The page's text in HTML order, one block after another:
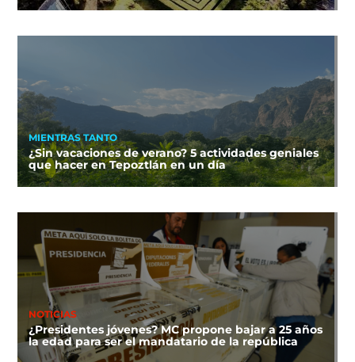
MIENTRAS TANTO
¿Sin vacaciones de verano? 5 actividades geniales
que hacer en Tepoztlán en un día
NOTICIAS
¿Presidentes jóvenes? MC propone bajar a 25 años
la edad para ser el mandatario de la república